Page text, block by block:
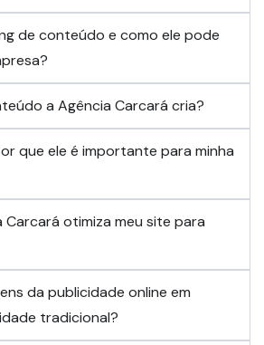
de conteúdo e como ele pode
a Agência Carcará cria?
que ele é importante para minha
Carcará otimiza meu site para
da publicidade online em
tradicional?